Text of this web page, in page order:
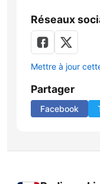
Réseaux
Mettre à jour
Partager
Facebook